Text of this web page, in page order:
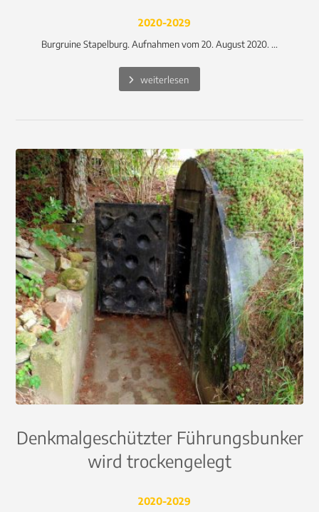
2020-2029
Burgruine Stapelburg. Aufnahmen vom 20. August 2020. ...
weiterlesen
Denkmalgeschützter Führungsbunker
wird trockengelegt
2020-2029